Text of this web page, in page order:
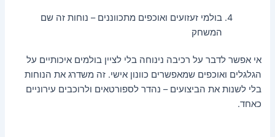
בולמי זעזועים ואוכפים מתכווננים – נוחות זה שם
המשחק
אי אפשר לדבר על רכיבה נינוחה בלי לציין בולמים איכותיים על
הגלגלים ואוכפים שמאפשרים כוונון אישי. זה משדרג את הנוחות
בלי לשנות את הביצועים – נהדר לספורטאים ולרוכבים עירוניים
כאחד.